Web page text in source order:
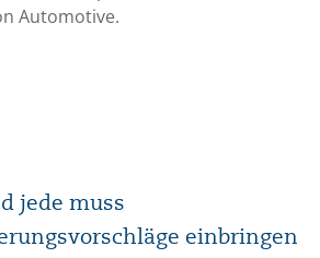
Automotive.
jede muss
einbringen